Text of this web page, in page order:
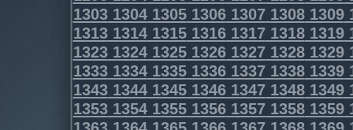
1303130413051306130713081309
1313131413151316131713181319
1323132413251326132713281329
1333133413351336133713381339
1343134413451346134713481349
1353135413551356135713581359